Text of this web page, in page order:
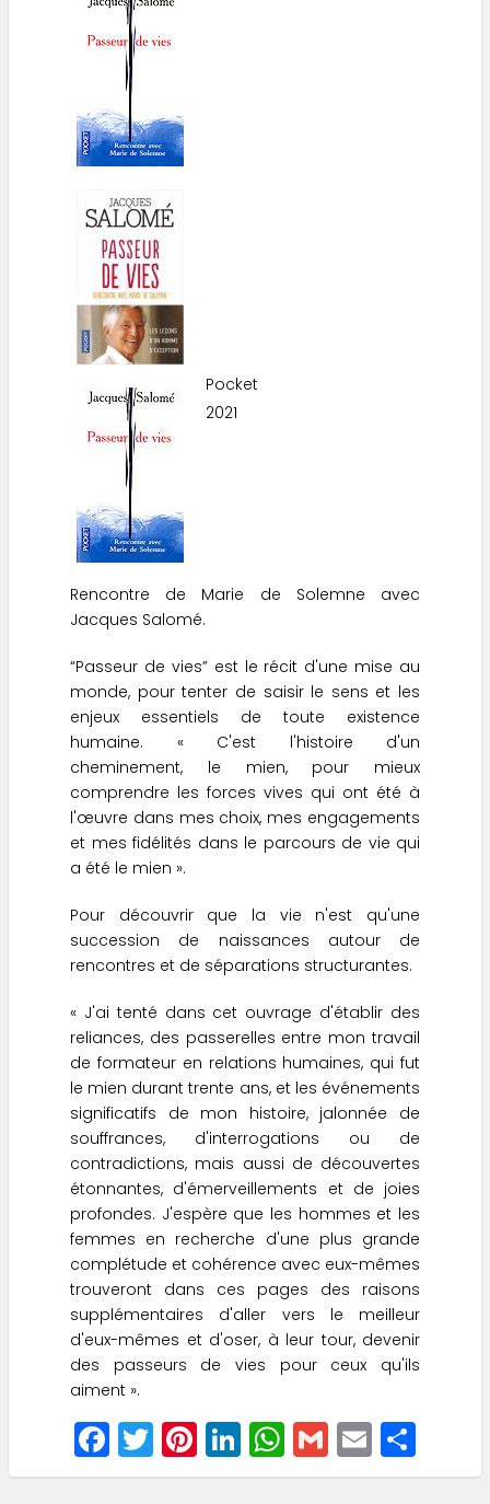
Pocket
2021
Rencontre de Marie de Solemne avec
Jacques Salomé.
“Passeur de vies” est le récit d'une mise au
monde, pour tenter de saisir le sens et les
enjeux essentiels de toute existence
humaine. « C'est l'histoire d'un
cheminement, le mien, pour mieux
comprendre les forces vives qui ont été à
l'œuvre dans mes choix, mes engagements
et mes fidélités dans le parcours de vie qui
a été le mien ».
Pour découvrir que la vie n'est qu'une
succession de naissances autour de
rencontres et de séparations structurantes.
« J'ai tenté dans cet ouvrage d'établir des
reliances, des passerelles entre mon travail
de formateur en relations humaines, qui fut
le mien durant trente ans, et les événements
significatifs de mon histoire, jalonnée de
souffrances, d'interrogations ou de
contradictions, mais aussi de découvertes
étonnantes, d'émerveillements et de joies
profondes. J'espère que les hommes et les
femmes en recherche d'une plus grande
complétude et cohérence avec eux-mêmes
trouveront dans ces pages des raisons
supplémentaires d'aller vers le meilleur
d'eux-mêmes et d'oser, à leur tour, devenir
des passeurs de vies pour ceux qu'ils
aiment ».
F
a
T
w
Pi
nt
Li
n
W
h
G
m
E
mh